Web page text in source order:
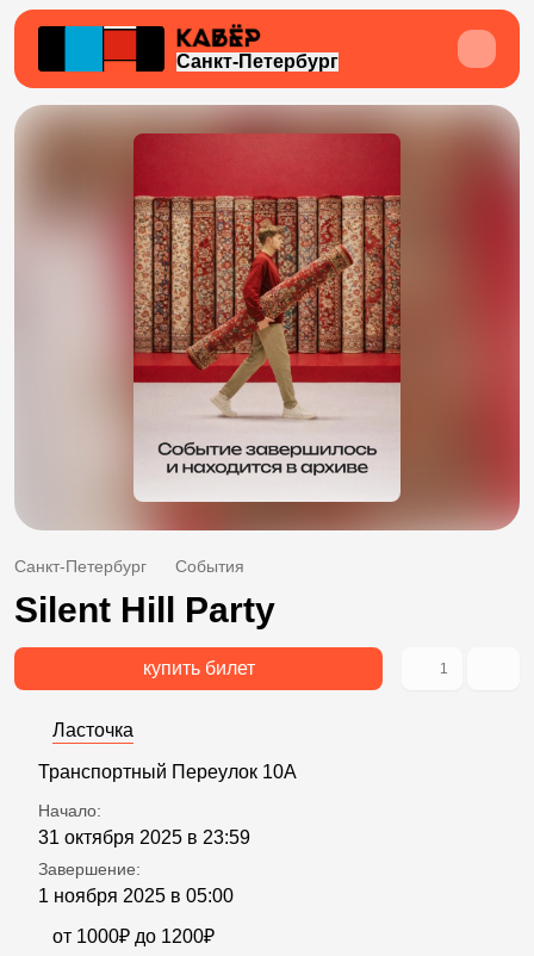
Санкт-Петербург
Санкт-Петербург События
Silent Hill Party
купить билет 1
Ласточка
Транспортный Переулок 10А
Начало:
31 октября 2025 в 23:59
Завершение:
1 ноября 2025 в 05:00
от 1000₽ до 1200₽